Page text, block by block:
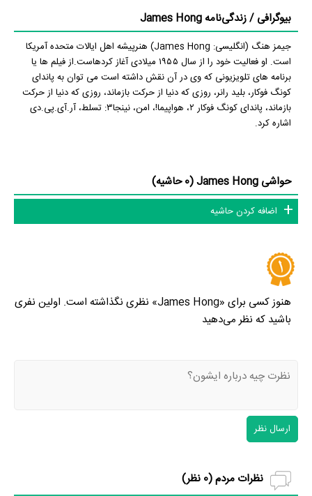
بیوگرافی / زندگی‌نامه James Hong
جیمز هنگ (انگلیسی: James Hong) هنرپیشه اهل ایالات متحده آمریکا
است. او فعالیت خود را از سال ۱۹۵۵ میلادی آغاز کردهاست.از فیلم ها یا
برنامه های تلویزیونی که وی در آن نقش داشته است می توان به پاندای
کونگ فوکار، بلید رانر، روزی که دنیا از حرکت بازماند، روزی که دنیا از حرکت
بازماند، پاندای کونگ فوکار ۲، هواپیما!، امن، نینجا۳: تسلط، آر.آی.پی.دی
اشاره کرد.
حواشی James Hong (0 حاشیه)
اضافه کردن حاشیه
هنوز کسی برای «James Hong» نظری نگذاشته است. اولین نفری
باشید که نظر می‌دهید
ارسال نظر
نظرات مردم (0 نظر)